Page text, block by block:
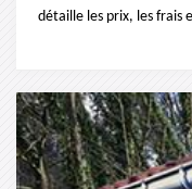
détaille les prix, les frais